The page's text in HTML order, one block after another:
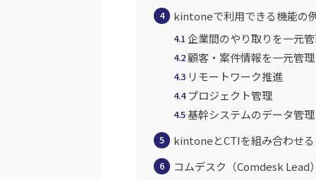
4 kintoneで利用できる機能の
4.1 企業間のやり取りを一元
4.2 顧客・案件情報を一元管理
4.3 リモートワーク推進
4.4 プロジェクト管理
4.5基幹システムのデータ管理
5 kintoneとCTIを組み合わせ
6 コムデスク（Comdesk